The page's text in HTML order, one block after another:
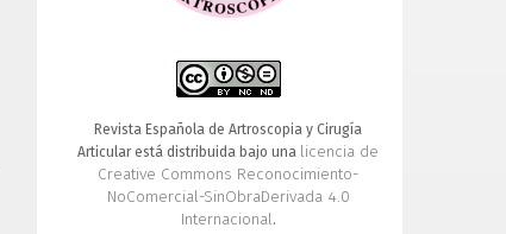
Revista Española de Artroscopia y Cirugía
Articular está distribuida bajo una licencia de
Creative Commons Reconocimiento-
NoComercial-SinObraDerivada 4.0
Internacional.